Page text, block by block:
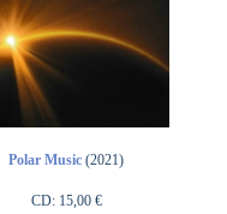
Polar Music (2021)
CD: 15,00 €